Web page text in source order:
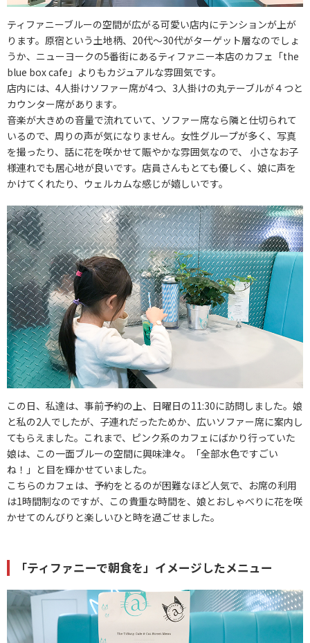
ティファニーブルーの空間が広がる可愛い店内にテンションが上が
ります。原宿という土地柄、20代～30代がターゲット層なのでしょ
うか、ニューヨークの5番街にあるティファニー本店のカフェ「the
blue box cafe」よりもカジュアルな雰囲気です。
店内には、4人掛けソファー席が4つ、3人掛けの丸テーブルが４つと
カウンター席があります。
音楽が大きめの音量で流れていて、ソファー席なら隣と仕切られて
いるので、周りの声が気になりません。女性グループが多く、写真
を撮ったり、話に花を咲かせて賑やかな雰囲気なので、 小さなお子
様連れでも居心地が良いです。店員さんもとても優しく、娘に声を
かけてくれたり、ウェルカムな感じが嬉しいです。
この日、私達は、事前予約の上、日曜日の11:30に訪問しました。娘
と私の2人でしたが、子連れだったためか、広いソファー席に案内し
てもらえました。これまで、ピンク系のカフェにばかり行っていた
娘は、この一面ブルーの空間に興味津々。「全部水色ですごい
ね！」と目を輝かせていました。
こちらのカフェは、予約をとるのが困難なほど人気で、お席の利用
は1時間制なのですが、この貴重な時間を、娘とおしゃべりに花を咲
かせてのんびりと楽しいひと時を過ごせました。
「ティファニーで朝食を」イメージしたメニュー